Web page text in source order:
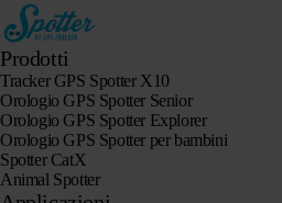
Prodotti
Tracker GPS Spotter X10
Orologio GPS Spotter Senior
Orologio GPS Spotter Explorer
Orologio GPS Spotter per bambini
Spotter CatX
Animal Spotter